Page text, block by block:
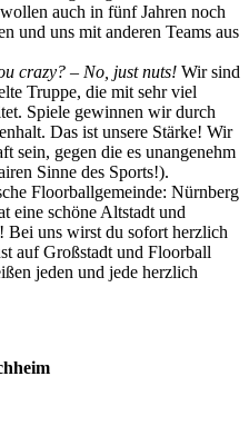
auch in fünf Jahren noch
und uns mit anderen Teams aus
crazy? – No, just nuts! Wir sind
Truppe, die mit sehr viel
Spiele gewinnen wir durch
Das ist unsere Stärke! Wir
sein, gegen die es unangenehm
Sinne des Sports!).
Floorballgemeinde: Nürnberg
eine schöne Altstadt und
Bei uns wirst du sofort herzlich
auf Großstadt und Floorball
jeden und jede herzlich